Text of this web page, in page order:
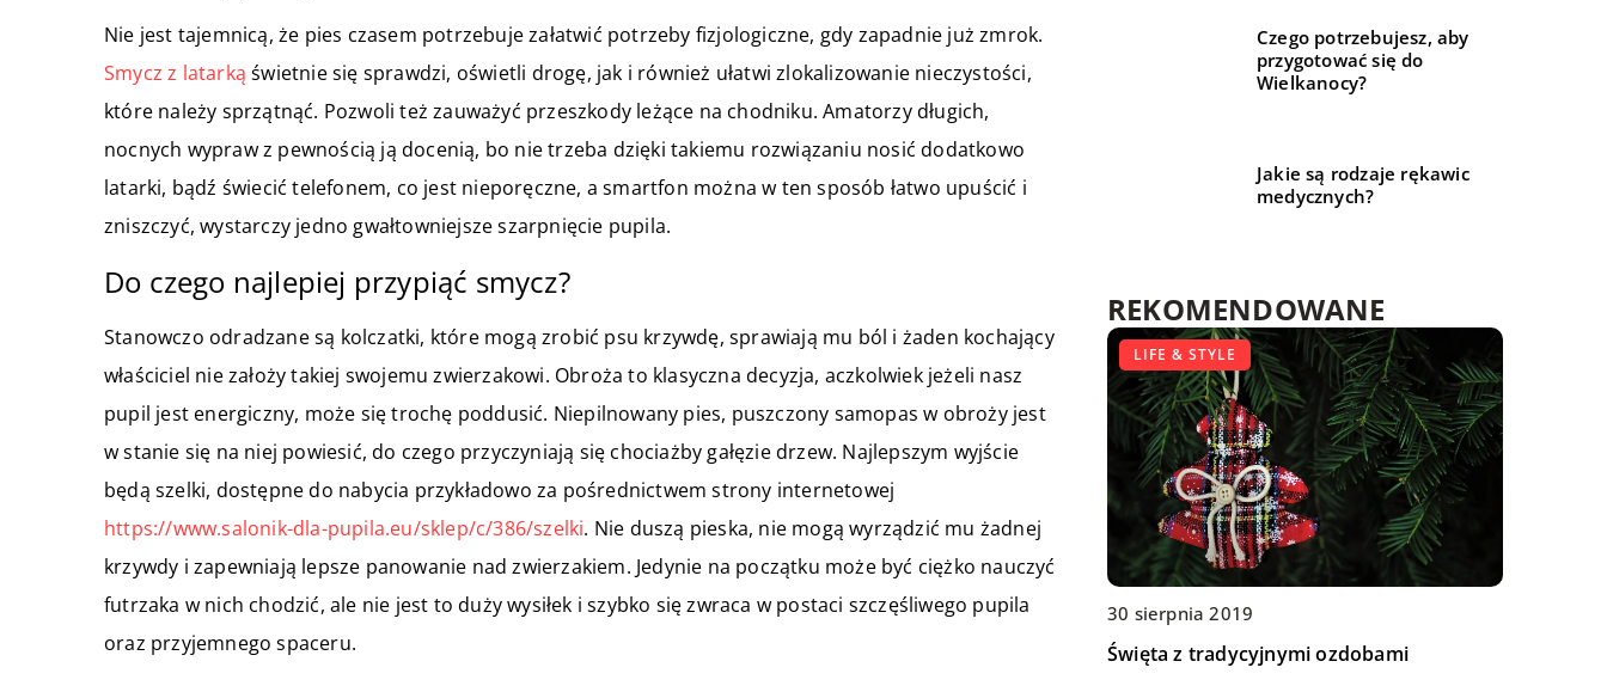
Nie jest tajemnicą, że pies czasem potrzebuje załatwić potrzeby fizjologiczne, gdy zapadnie już zmrok.
Smycz z latarką świetnie się sprawdzi, oświetli drogę, jak i również ułatwi zlokalizowanie nieczystości,
które należy sprzątnąć. Pozwoli też zauważyć przeszkody leżące na chodniku. Amatorzy długich,
nocnych wypraw z pewnością ją docenią, bo nie trzeba dzięki takiemu rozwiązaniu nosić dodatkowo
latarki, bądź świecić telefonem, co jest nieporęczne, a smartfon można w ten sposób łatwo upuścić i
zniszczyć, wystarczy jedno gwałtowniejsze szarpnięcie pupila.
Do czego najlepiej przypiąć smycz?
Stanowczo odradzane są kolczatki, które mogą zrobić psu krzywdę, sprawiają mu ból i żaden kochający
właściciel nie założy takiej swojemu zwierzakowi. Obroża to klasyczna decyzja, aczkolwiek jeżeli nasz
pupil jest energiczny, może się trochę poddusić. Niepilnowany pies, puszczony samopas w obroży jest
w stanie się na niej powiesić, do czego przyczyniają się chociażby gałęzie drzew. Najlepszym wyjście
będą szelki, dostępne do nabycia przykładowo za pośrednictwem strony internetowej
https://www.salonik-dla-pupila.eu/sklep/c/386/szelki. Nie duszą pieska, nie mogą wyrządzić mu żadnej
krzywdy i zapewniają lepsze panowanie nad zwierzakiem. Jedynie na początku może być ciężko nauczyć
futrzaka w nich chodzić, ale nie jest to duży wysiłek i szybko się zwraca w postaci szczęśliwego pupila
oraz przyjemnego spaceru.
Czego potrzebujesz, aby
przygotować się do
Wielkanocy?
Jakie są rodzaje rękawic
medycznych?
REKOMENDOWANE
DLA DOMU I OGRODU
09 grudnia 2019
Praktyczne akcesoria i wyposażenie do
urządzenia garderoby
LIFE & STYLE
30 sierpnia 2019
Święta z tradycyjnymi ozdobami
DLA DOMU I OGRODU
22 maja 2021
Jak wybrać klimatyzację do domu lub